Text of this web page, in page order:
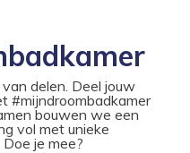
delen. Deel jouw
#mijndroombadkamer
bouwen we een
vol met unieke
je mee?